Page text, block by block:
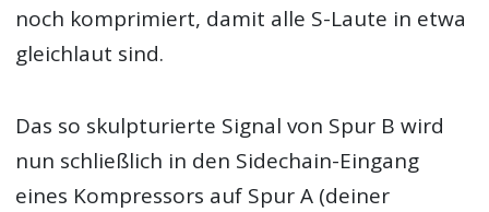
noch komprimiert, damit alle S-Laute in etwa
gleichlaut sind.
Das so skulpturierte Signal von Spur B wird
nun schließlich in den Sidechain-Eingang
eines Kompressors auf Spur A (deiner